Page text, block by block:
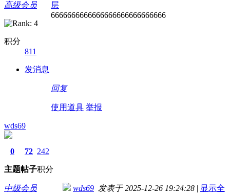
高级会员
积分
811
发消息
层
6666666666666666666666666666
回复
使用道具 举报
wds69
0
主题
72
帖子
242
积分
中级会员 wds69 发表于 2025-12-26 19:24:28 | 显示全